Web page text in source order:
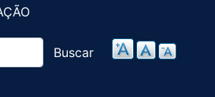
Buscar